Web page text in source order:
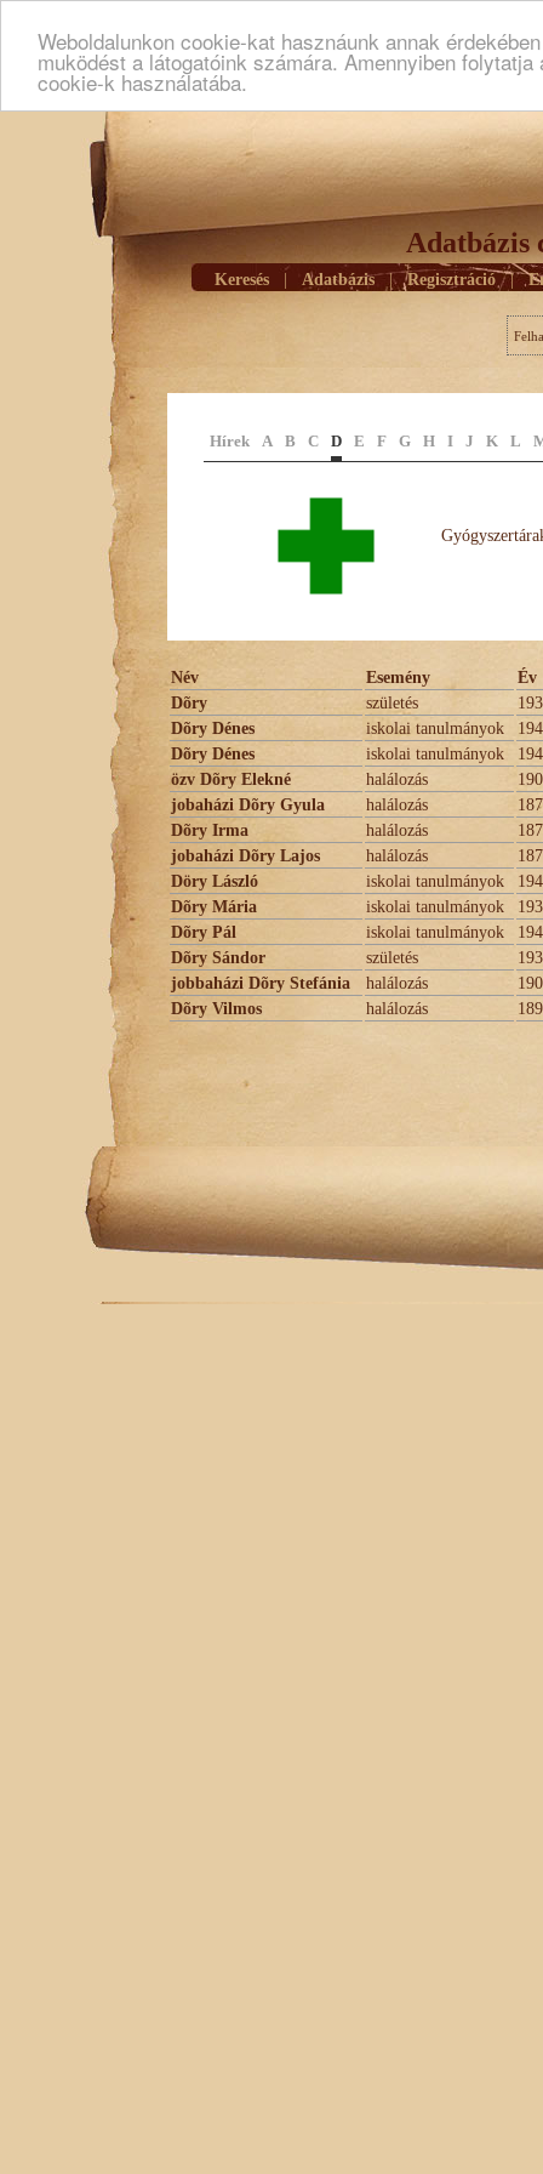
Weboldalunkon cookie-kat hasznáunk annak
muködést a látogatóink számára. Amennyiben
cookie-k használatába.
Adatbázis
Keresés Adatbázis | Regisztráció |
Hírek A B C D E F G H I J K L
Név Esemény
Év
Dõry
születés
Dõry Dénes
iskolai tanulmányok
Dõry Dénes
iskolai tanulmányok
özv Dõry Elekné
halálozás
jobaházi Dõry Gyula
halálozás
Dõry Irma
halálozás
jobaházi Dõry Lajos
halálozás
Döry László
iskolai tanulmányok
Dõry Mária
iskolai tanulmányok
Dõry Pál
iskolai tanulmányok
Dõry Sándor
születés
jobbaházi Dõry Stefánia
halálozás
Dõry Vilmos
halálozás